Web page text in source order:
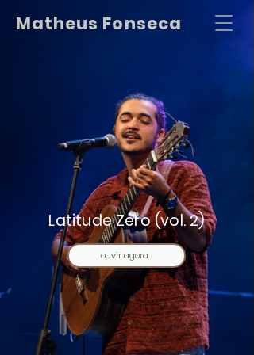
Matheus Fonseca
Latitude Zero (vol. 2)
ouvir agora